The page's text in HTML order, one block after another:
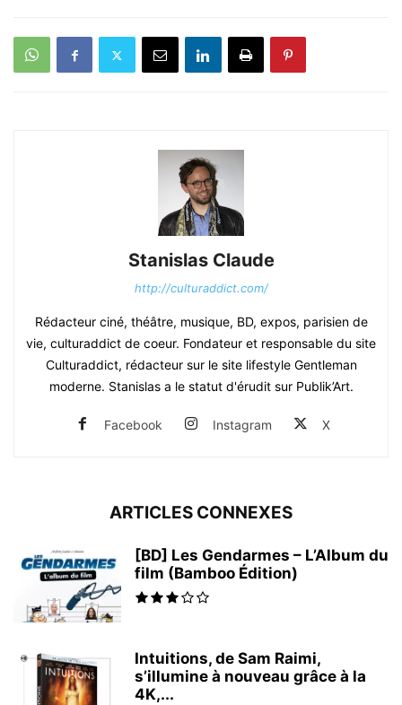
Stanislas Claude
http://culturaddict.com/
Rédacteur ciné, théâtre, musique, BD, expos, parisien de
vie, culturaddict de coeur. Fondateur et responsable du site
Culturaddict, rédacteur sur le site lifestyle Gentleman
moderne. Stanislas a le statut d'érudit sur Publik’Art.
Facebook Instagram X
ARTICLES CONNEXES
[BD] Les Gendarmes – L’Album du
film (Bamboo Édition)
Intuitions, de Sam Raimi,
s’illumine à nouveau grâce à la
4K,...